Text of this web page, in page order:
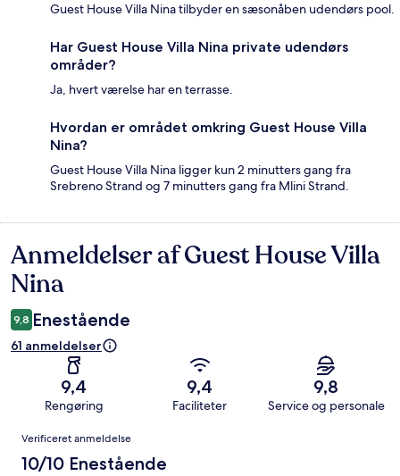
Guest House Villa Nina tilbyder en sæsonåben udendørs pool.
Har Guest House Villa Nina private udendørs
områder?
Ja, hvert værelse har en terrasse.
Hvordan er området omkring Guest House Villa
Nina?
Guest House Villa Nina ligger kun 2 minutters gang fra
Srebreno Strand og 7 minutters gang fra Mlini Strand.
Anmeldelser
Anmeldelser af Guest House Villa
Nina
9,8 Enestående
61 anmeldelser
9,4
Rengøring
9,4
Faciliteter
9,8
Service og personale
Anmeldelser
Verificeret anmeldelse
10/10 Enestående